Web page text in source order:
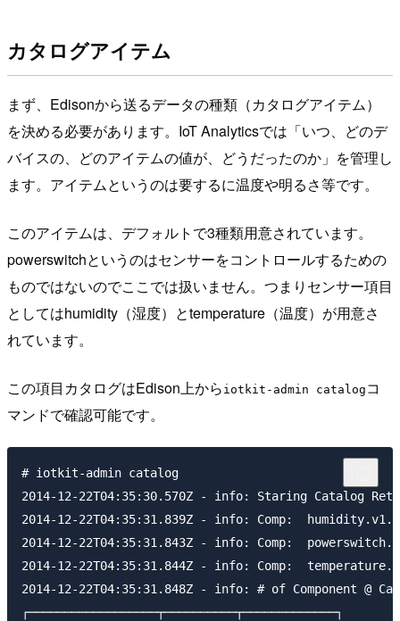
カタログアイテム
まず、Edisonから送るデータの種類（カタログアイテム）
を決める必要があります。IoT Analyticsでは「いつ、どのデ
バイスの、どのアイテムの値が、どうだったのか」を管理し
ます。アイテムというのは要するに温度や明るさ等です。
このアイテムは、デフォルトで3種類用意されています。
powerswitchというのはセンサーをコントロールするための
ものではないのでここでは扱いません。つまりセンサー項目
としてはhumidity（湿度）とtemperature（温度）が用意さ
れています。
この項目カタログはEdison上から iotkit-admin catalog コ
マンドで確認可能です。
# iotkit-admin catalog
2014-12-22T04:35:30.570Z - info: Staring Catalog
2014-12-22T04:35:31.839Z - info: Comp:
2014-12-22T04:35:31.843Z - info: Comp:
2014-12-22T04:35:31.844Z - info: Comp:
2014-12-22T04:35:31.848Z - info: # of Component @
┌──────────────────┬──────────┬─────────────┐